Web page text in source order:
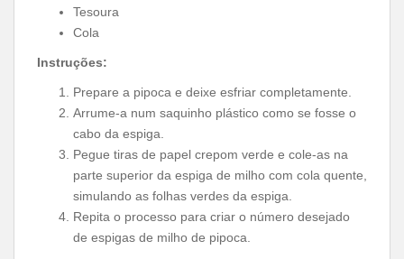
Tesoura
Cola
Instruções:
Prepare a pipoca e deixe esfriar completamente.
Arrume-a num saquinho plástico como se fosse o
cabo da espiga.
Pegue tiras de papel crepom verde e cole-as na
parte superior da espiga de milho com cola quente,
simulando as folhas verdes da espiga.
Repita o processo para criar o número desejado
de espigas de milho de pipoca.